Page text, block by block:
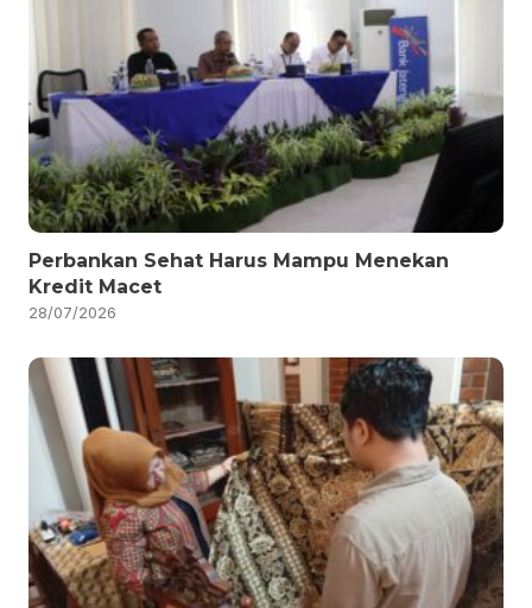
Perbankan Sehat Harus Mampu Menekan
Kredit Macet
28/07/2026